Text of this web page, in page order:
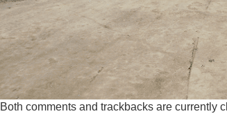
Both comments and trackbacks are currently